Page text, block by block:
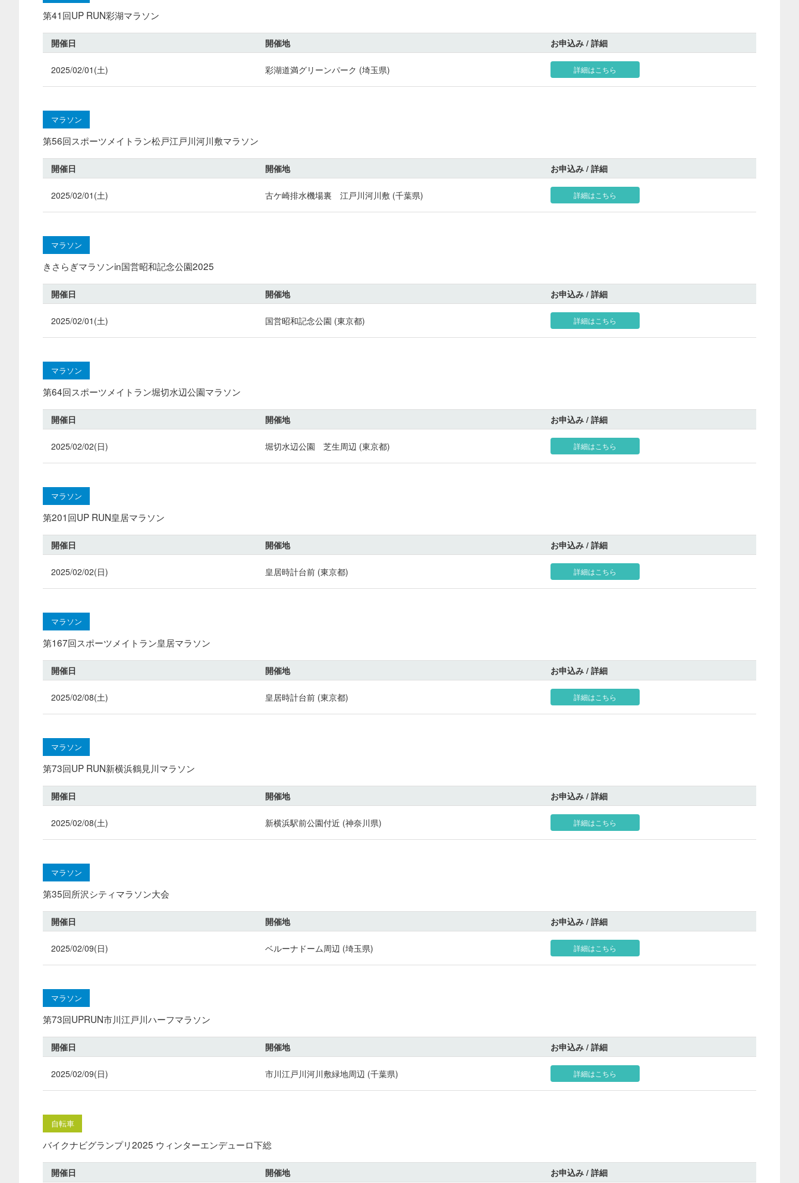
第41回UP RUN彩湖マラソン
開催日 開催地 お申込み / 詳細
2025/02/01(土) 彩湖道満グリーンパーク (埼玉県) 詳細はこちら
マラソン
第56回スポーツメイトラン松戸江戸川河川敷マラソン
開催日 開催地 お申込み / 詳細
2025/02/01(土) 古ケ崎排水機場裏 江戸川河川敷 (千葉県) 詳細はこちら
マラソン
きさらぎマラソンin国営昭和記念公園2025
開催日 開催地 お申込み / 詳細
2025/02/01(土) 国営昭和記念公園 (東京都) 詳細はこちら
マラソン
第64回スポーツメイトラン堀切水辺公園マラソン
開催日 開催地 お申込み / 詳細
2025/02/02(日) 堀切水辺公園 芝生周辺 (東京都) 詳細はこちら
マラソン
第201回UP RUN皇居マラソン
開催日 開催地 お申込み / 詳細
2025/02/02(日) 皇居時計台前 (東京都) 詳細はこちら
マラソン
第167回スポーツメイトラン皇居マラソン
開催日 開催地 お申込み / 詳細
2025/02/08(土) 皇居時計台前 (東京都) 詳細はこちら
マラソン
第73回UP RUN新横浜鶴見川マラソン
開催日 開催地 お申込み / 詳細
2025/02/08(土) 新横浜駅前公園付近 (神奈川県) 詳細はこちら
マラソン
第35回所沢シティマラソン大会
開催日 開催地 お申込み / 詳細
2025/02/09(日) ベルーナドーム周辺 (埼玉県) 詳細はこちら
マラソン
第73回UPRUN市川江戸川ハーフマラソン
開催日 開催地 お申込み / 詳細
2025/02/09(日) 市川江戸川河川敷緑地周辺 (千葉県) 詳細はこちら
自転車
バイクナビグランプリ2025 ウィンターエンデューロ下総
開催日 開催地 お申込み / 詳細